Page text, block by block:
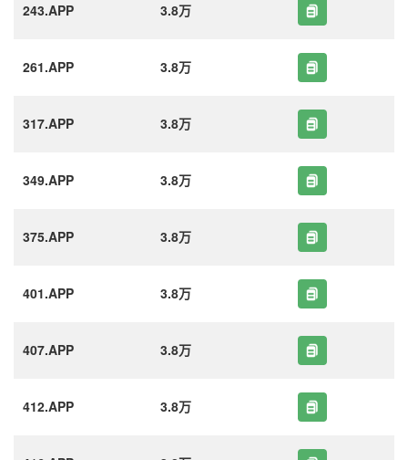
243.APP 3.8万
261.APP 3.8万
317.APP 3.8万
349.APP 3.8万
375.APP 3.8万
401.APP 3.8万
407.APP 3.8万
412.APP 3.8万